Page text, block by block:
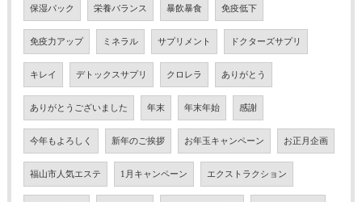
保湿パック 栄養バランス 暴飲暴食 免疫低下
免疫力アップ ミネラル サプリメント ドクターズサプリ
キレイ デトックスサプリ クロレラ ありがとう
ありがとうございました 年末 年末年始 感謝
今年もよろしく 新年のご挨拶 お年玉キャンペーン お正月企画
福山市人気エステ 1月キャンペーン エクストラクション